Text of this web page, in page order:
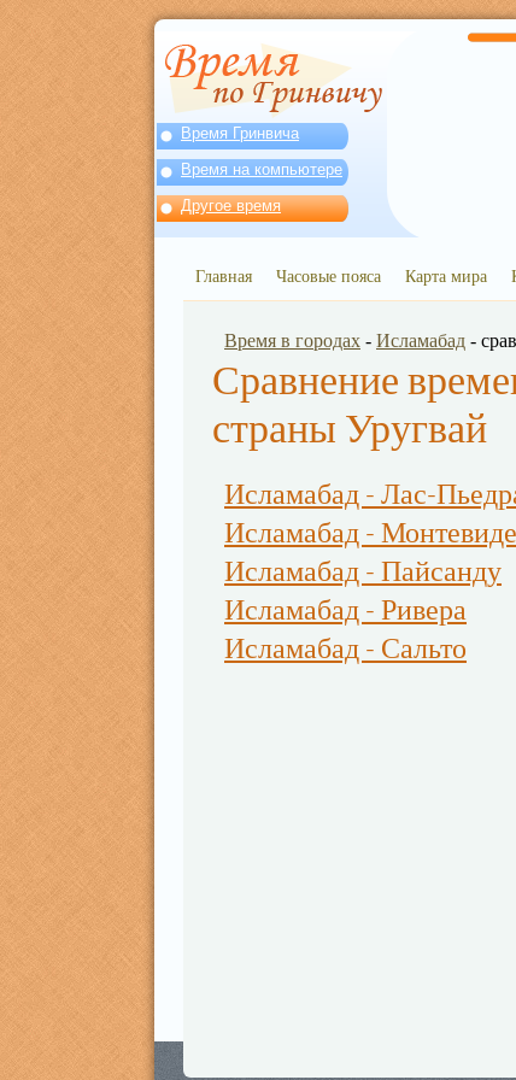
Время Гринвича
Время на компьютере
Другое время
Главная Часовые пояса Карта мира
Время в городах - Исламабад -
Сравнение
страны Уругвай
Исламабад - Лас-
Исламабад -
Исламабад - Пайсанду
Исламабад - Ривера
Исламабад - Сальто